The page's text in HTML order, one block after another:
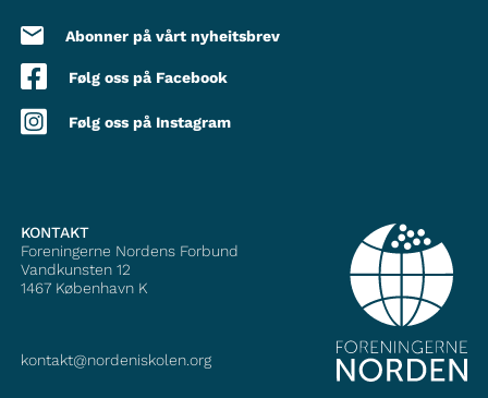
Abonner på vårt nyheitsbrev
Følg oss på Facebook
Følg oss på Instagram
KONTAKT
Foreningerne Nordens Forbund
Vandkunsten 12
1467 København K
kontakt@nordeniskolen.org